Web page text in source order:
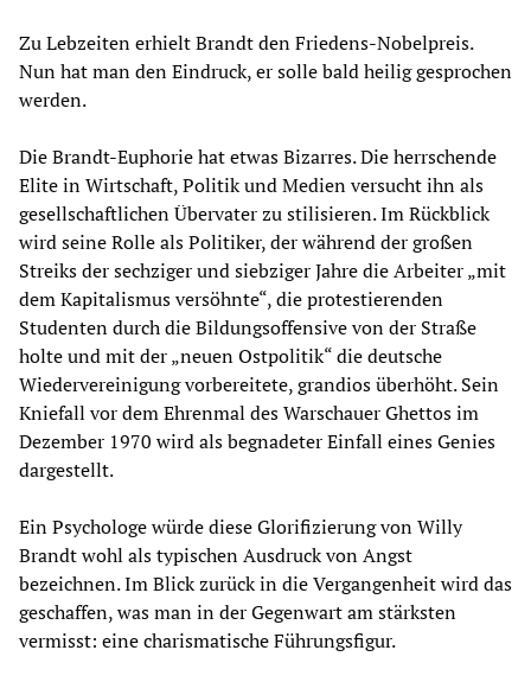
Zu Lebzeiten erhielt Brandt den Friedens-Nobelpreis.
Nun hat man den Eindruck, er solle bald heilig gesprochen
werden.
Die Brandt-Euphorie hat etwas Bizarres. Die herrschende
Elite in Wirtschaft, Politik und Medien versucht ihn als
gesellschaftlichen Übervater zu stilisieren. Im Rückblick
wird seine Rolle als Politiker, der während der großen
Streiks der sechziger und siebziger Jahre die Arbeiter „mit
dem Kapitalismus versöhnte“, die protestierenden
Studenten durch die Bildungsoffensive von der Straße
holte und mit der „neuen Ostpolitik“ die deutsche
Wiedervereinigung vorbereitete, grandios überhöht. Sein
Kniefall vor dem Ehrenmal des Warschauer Ghettos im
Dezember 1970 wird als begnadeter Einfall eines Genies
dargestellt.
Ein Psychologe würde diese Glorifizierung von Willy
Brandt wohl als typischen Ausdruck von Angst
bezeichnen. Im Blick zurück in die Vergangenheit wird das
geschaffen, was man in der Gegenwart am stärksten
vermisst: eine charismatische Führungsfigur.